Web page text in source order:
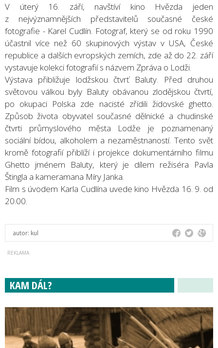
V úterý 16. září, navštíví kino Hvězda jeden
z nejvýznamnějších představitelů současné české
fotografie - Karel Cudlín. Fotograf, který se od roku 1990
účastnil více než 60 skupinových výstav v USA, České
republice a dalších evropských zemích, zde až do 22. září
vystavuje kolekci fotografií s názvem Zpráva o Lodži.
Výstava přibližuje lodžskou čtvrť Baluty. Před druhou
světovou válkou byly Baluty obávanou zlodějskou čtvrtí,
po okupaci Polska zde nacisté zřídili židovské ghetto.
Způsob života obyvatel současné dělnické a chudinské
čtvrti průmyslového města Lodže je poznamenaný
sociální bídou, alkoholem a nezaměstnaností. Tento svět
kromě fotografií přiblíží i projekce dokumentárního filmu
Ghetto jménem Baluty, který je dílem režiséra Pavla
Štingla a kameramana Míry Janka.
Film s úvodem Karla Cudlína uvede kino Hvězda 16. 9. od
20.00.
autor: kul
KAM DÁL?